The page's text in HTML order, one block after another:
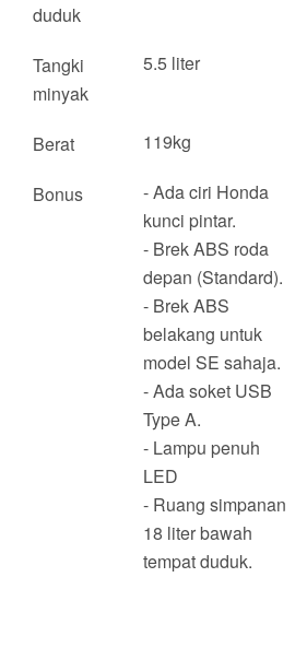
duduk
Tangki
minyak
5.5 liter
Berat 119kg
Bonus
- Ada ciri Honda
kunci pintar.
- Brek ABS roda
depan (Standard).
- Brek ABS
belakang untuk
model SE sahaja.
- Ada soket USB
Type A.
- Lampu penuh
LED
- Ruang simpanan
18 liter bawah
tempat duduk.